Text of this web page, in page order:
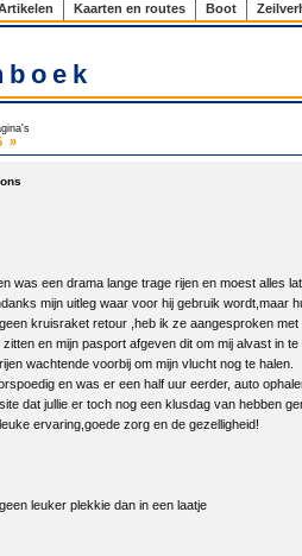
Kaarten en routes Boot
»
was een drama lange trage rijen en moest alles
mijn uitleg waar voor hij gebruik wordt,maar
kruisraket retour ,heb ik ze aangesproken
en mijn pasport afgeven dit om mij alvast in
wachtende voorbij om mijn vlucht nog te halen.
en was er een half uur eerder, auto
dat jullie er toch nog een klusdag van hebben
ervaring,goede zorg en de gezelligheid!
leuker plekkie dan in een laatje